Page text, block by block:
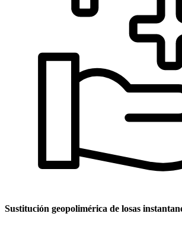
Sustitución geopolimérica de losas